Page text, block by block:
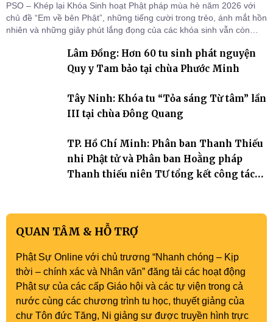
PSO – Khép lại Khóa Sinh hoạt Phật pháp mùa hè năm 2026 với
chủ đề “Em về bên Phật”, những tiếng cười trong trẻo, ánh mắt hồn
nhiên và những giây phút lắng đọng của các khóa sinh vẫn còn
Tháp). Những tuần tu học ngắn ngủi nhưng đã trở thành hành
trang quý báu, gieo những hạt giống thiện l
Lâm Đồng: Hơn 60 tu sinh phát nguyện
Quy y Tam bảo tại chùa Phước Minh
Tây Ninh: Khóa tu “Tỏa sáng Từ tâm” lần
III tại chùa Đông Quang
TP. Hồ Chí Minh: Phân ban Thanh Thiếu
nhi Phật tử và Phân ban Hoằng pháp
Thanh thiếu niên TƯ tổng kết công tác
QUAN TÂM & HỖ TRỢ
Phật Sự Online với chủ trương “Nhanh chóng – Kịp
thời – chính xác và Nhân văn” đăng tải các hoạt động
Phật sự của các cấp Giáo hội và các tự viện trong cả
nước cùng các chương trình tu học, thuyết giảng của
chư Tôn đức Tăng, Ni giảng sư được truyền hình trực